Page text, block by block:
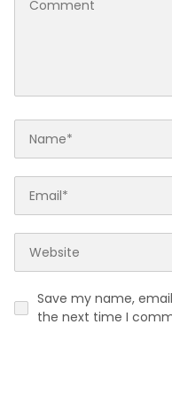
Save my name,
the next time I